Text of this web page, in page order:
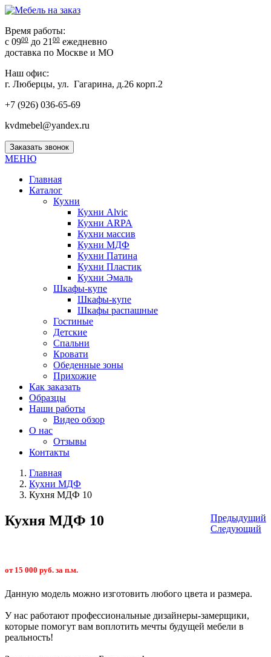
Время работы:
с 0900 до 21 00 ежедневно
доставка по Москве и МО
Наш офис:
г. Люберцы, ул. Гагарина, д.26 корп.2
+7 (926) 036-65-69
kvdmebel@yandex.ru
Заказать звонок
МЕНЮ
Главная
Каталог
Кухни
Кухни Alvic
Кухни ARPA
Кухни массив
Кухни МДФ
Кухни Патина
Кухни Пластик
Кухни Эмаль
Шкафы-купе
Шкафы-купе
Шкафы распашные
Гостиные
Детские
Спальни
Кровати
Обеденные зоны
Прихожие
Как заказать
Образцы
Наши работы
Видео обзор
О нас
Отзывы
Контакты
Главная
Кухни МДФ
Кухня МДФ 10
Предыдущий
Следующий
Кухня МДФ 10
от 15 000 руб. за п.м.
Данную модель можно изготовить любого цвета и размера.
У нас работают профессиональные дизайнеры-замерщики,
которые помогут вам воплотить мечты будущей мебели в
реальность!